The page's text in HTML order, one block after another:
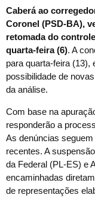
Caberá ao
Coronel (PSD-BA),
retomada do
quarta-feira (6). A
para quarta-feira (13),
possibilidade de
da análise.
Com base na
responderão a
As denúncias
recentes. A
da Federal (PL-ES) e
encaminhadas
de representações